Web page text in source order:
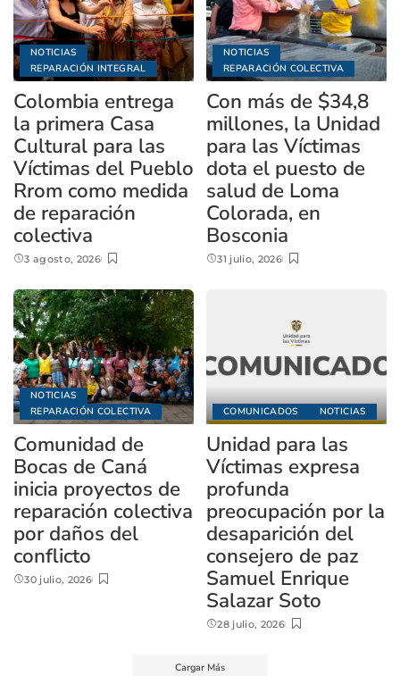
NOTICIAS
REPARACIÓN INTEGRAL
Colombia entrega
la primera Casa
Cultural para las
Víctimas del Pueblo
Rrom como medida
de reparación
colectiva
3 agosto, 2026
NOTICIAS
REPARACIÓN COLECTIVA
Con más de $34,8
millones, la Unidad
para las Víctimas
dota el puesto de
salud de Loma
Colorada, en
Bosconia
31 julio, 2026
NOTICIAS
REPARACIÓN COLECTIVA
Comunidad de
Bocas de Caná
inicia proyectos de
reparación colectiva
por daños del
conflicto
30 julio, 2026
COMUNICADOS NOTICIAS
Unidad para las
Víctimas expresa
profunda
preocupación por la
desaparición del
consejero de paz
Samuel Enrique
Salazar Soto
28 julio, 2026
Cargar Más